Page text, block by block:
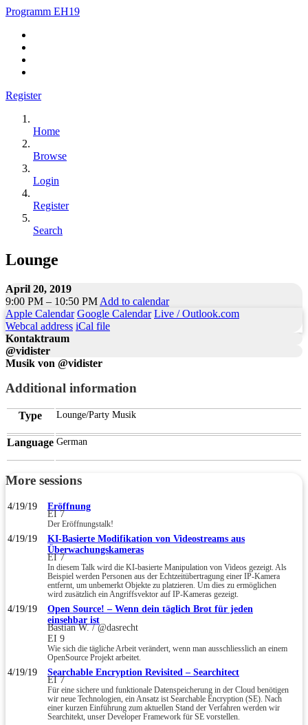
Programm EH19
Register
Home
Browse
Login
Register
Search
Lounge
April 20, 2019
9:00 PM – 10:50 PM Add to calendar
Apple Calendar Google Calendar Live / Outlook.com
Webcal address iCal file
Kontaktraum
@vidister
Musik von @vidister
Additional information
Type Lounge/Party Musik
Language German
More sessions
4/19/19 Eröffnung
EI 7
Der Eröffnungstalk!
4/19/19
KI-Basierte Modifikation von Videostreams aus
Überwachungskameras
EI 7
In diesem Talk wird die KI-basierte Manipulation von Videos gezeigt. Als
Beispiel werden Personen aus der Echtzeitübertragung einer IP-Kamera
entfernt, um unbemerkt Objekte zu platzieren. Um dies zu ermöglichen
wird zusätzlich ein Angriffsvektor auf IP-Kameras gezeigt.
4/19/19
Open Source! – Wenn dein täglich Brot für jeden
einsehbar ist
Bastian W. / @dasrecht
EI 9
Wie sich die tägliche Arbeit verändert, wenn man ausschliesslich an einem
OpenSource Projekt arbeitet.
4/19/19 Searchable Encryption Revisited – Searchitect
EI 7
Für eine sichere und funktionale Datenspeicherung in der Cloud benötigen
wir neue Technologien, ein Ansatz ist Searchable Encryption (SE). Nach
einer kurzen Einführung zum aktuellen Stand der Verfahren werden wir
Searchitekt, unser Developer Framework für SE vorstellen.